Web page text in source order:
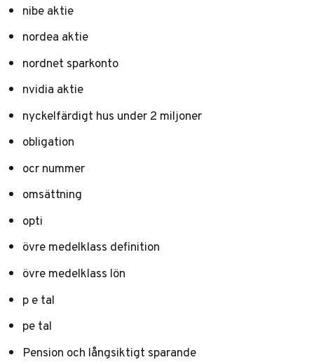
nibe aktie
nordea aktie
nordnet sparkonto
nvidia aktie
nyckelfärdigt hus under 2 miljoner
obligation
ocr nummer
omsättning
opti
övre medelklass definition
övre medelklass lön
p e tal
pe tal
Pension och långsiktigt sparande